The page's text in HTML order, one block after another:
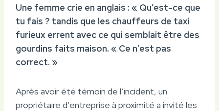
Une femme crie en anglais : « Qu’est-ce que
tu fais ? tandis que les chauffeurs de taxi
furieux errent avec ce qui semblait être des
gourdins faits maison. « Ce n’est pas
correct. »
Après avoir été témoin de l’incident, un
propriétaire d’entreprise à proximité a invité les